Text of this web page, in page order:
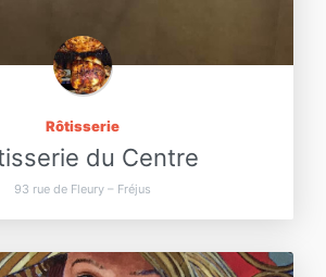
Rôtisserie
du Centre
93 rue de Fleury – Fréjus